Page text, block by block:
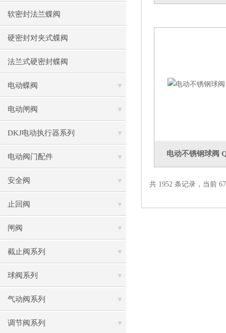
软密封法兰蝶阀
硬密封对夹式蝶阀
法兰式硬密封蝶阀
电动蝶阀
电动闸阀
DKJ电动执行器系列
电动阀门配件
安全阀
止回阀
闸阀
截止阀系列
球阀系列
气动阀系列
调节阀系列
电动不锈钢球阀
共 1952 条记录，当前